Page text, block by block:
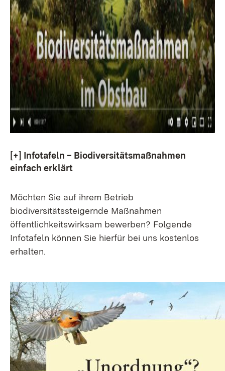
[+] Infotafeln – Biodiversitätsmaßnahmen
einfach erklärt
Möchten Sie auf ihrem Betrieb
biodiversitätssteigernde Maßnahmen
öffentlichkeitswirksam bewerben? Folgende
Infotafeln können Sie hierfür bei uns kostenlos
erhalten.